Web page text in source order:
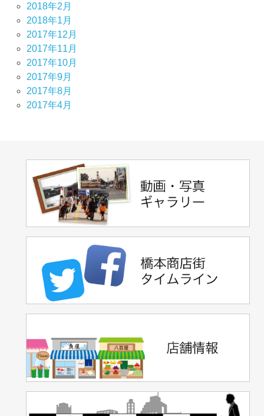
2018年2月
2018年1月
2017年12月
2017年11月
2017年10月
2017年9月
2017年8月
2017年4月